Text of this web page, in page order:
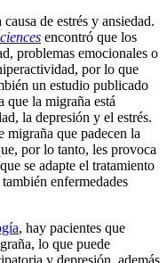
de estrés y ansiedad.
encontró que los
problemas emocionales o
por lo que
un estudio publicado
que la migraña está
la depresión y el estrés.
migraña que padecen la
por lo tanto, les provoca
se adapte el tratamiento
enfermedades
, hay pacientes que
lo que puede